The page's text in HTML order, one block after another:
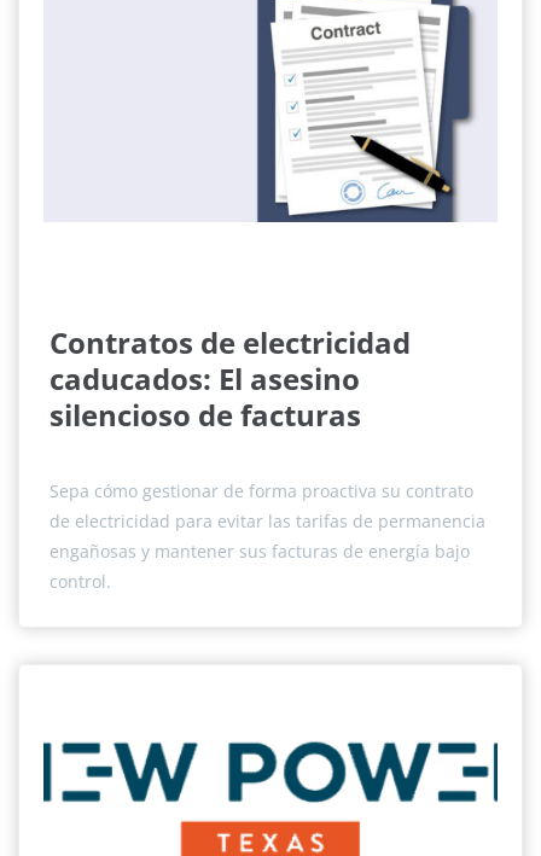
Contratos de electricidad
caducados: El asesino
silencioso de facturas
Sepa cómo gestionar de forma proactiva su contrato
de electricidad para evitar las tarifas de permanencia
engañosas y mantener sus facturas de energía bajo
control.